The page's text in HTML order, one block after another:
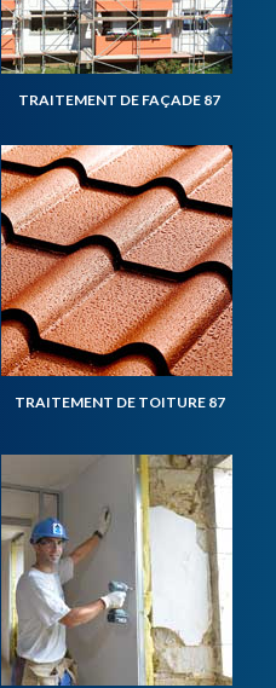
TRAITEMENT DE FAÇADE 87
TRAITEMENT DE TOITURE 87